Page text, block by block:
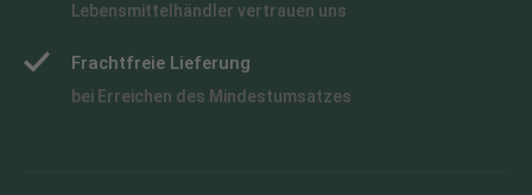
Lebensmittelhändler vertrauen uns
Frachtfreie Lieferung
bei Erreichen des Mindestumsatzes